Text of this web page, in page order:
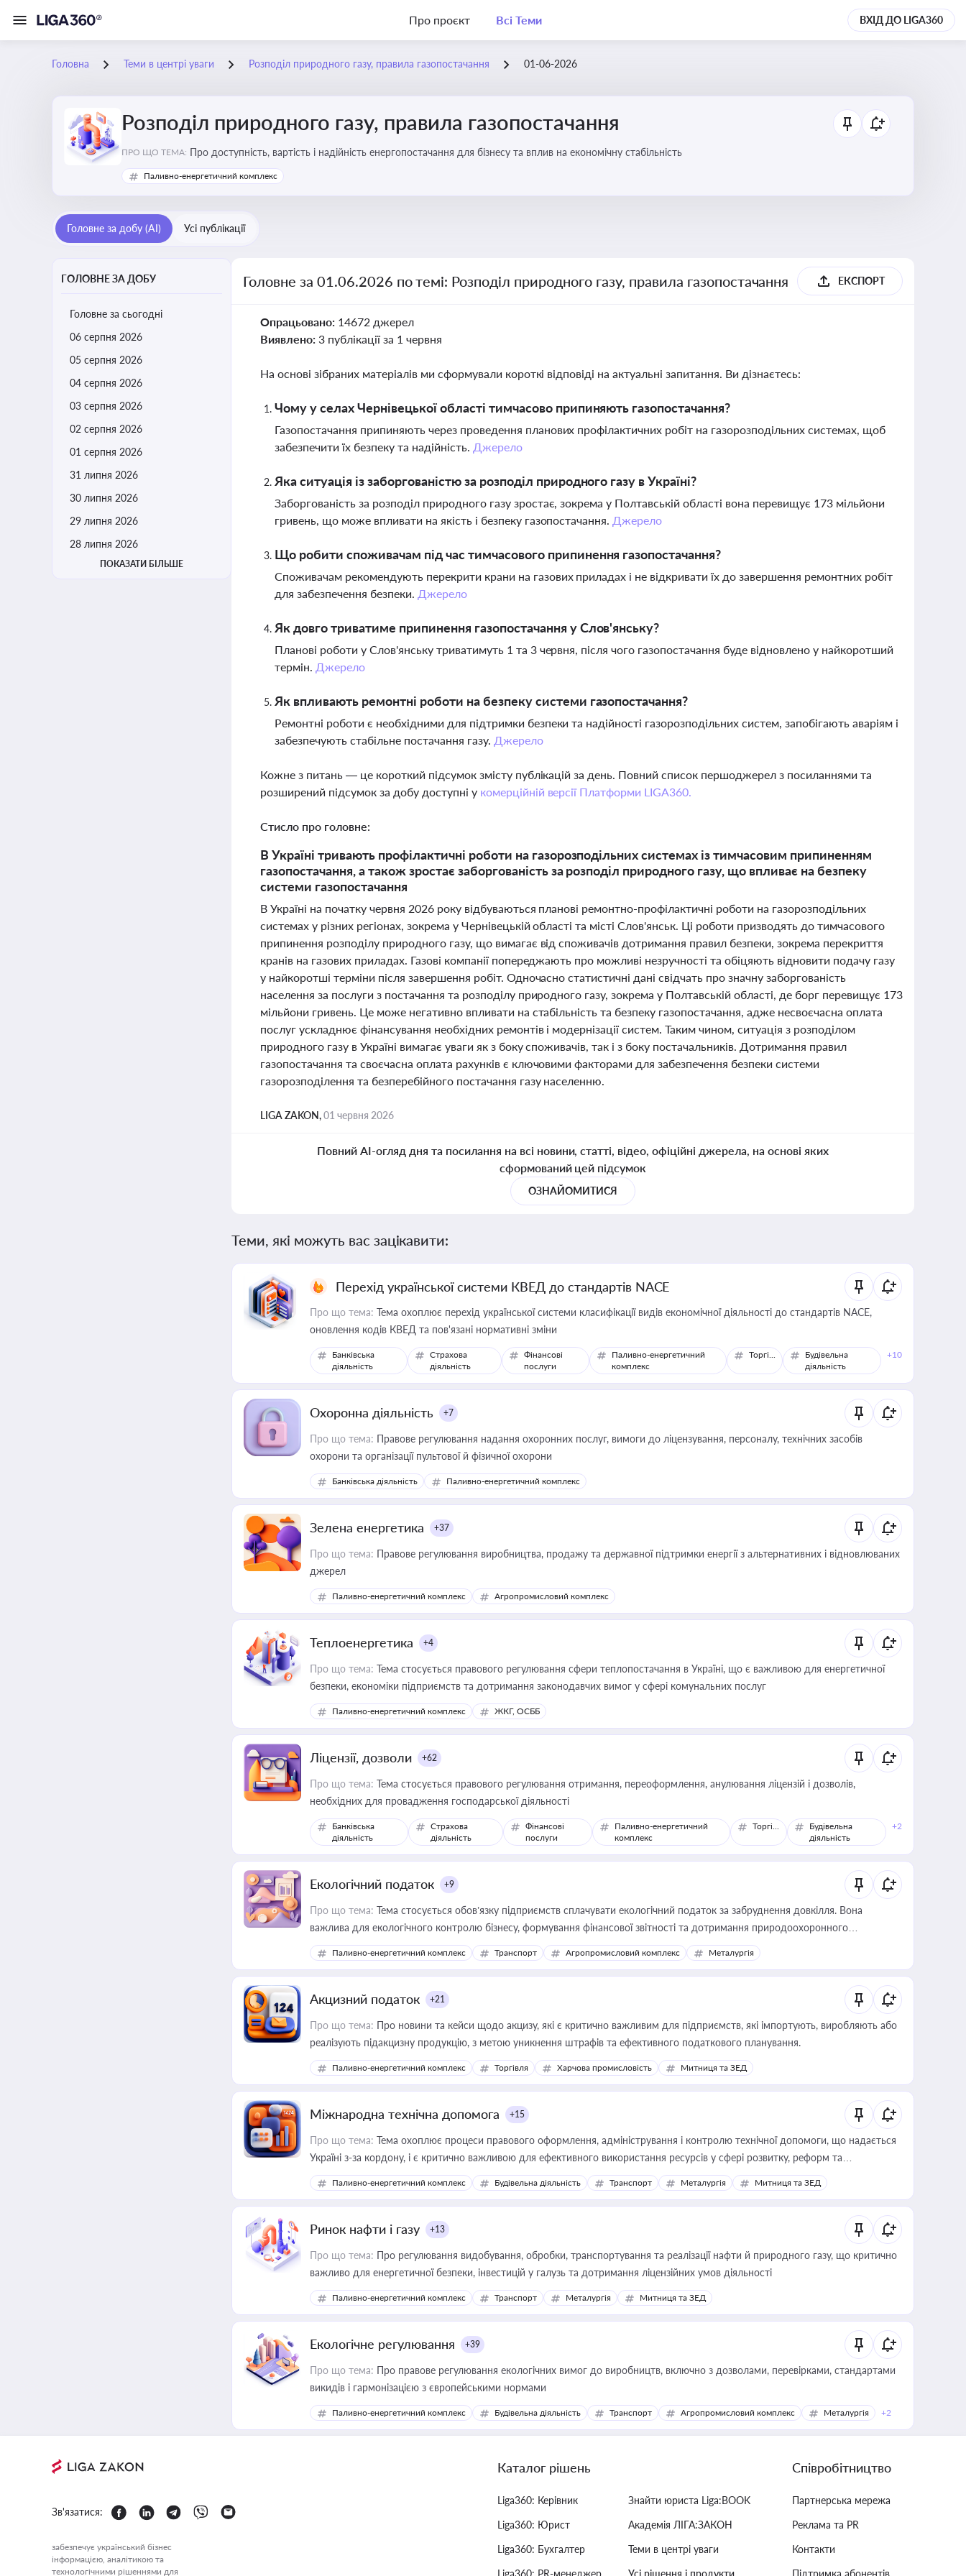
Про проєкт Всі Теми ВХІД ДО LIGA360
Головна Теми в центрі уваги Розподіл природного газу, правила газопостачання 01-06-2026
Розподіл природного газу, правила газопостачання
ПРО ЩО ТЕМА: Про доступність, вартість і надійність енергопостачання для бізнесу та вплив на економічну стабільність
Паливно-енергетичний комплекс
Головне за добу (AI) Усі публікації
ГОЛОВНЕ ЗА ДОБУ
Головне за сьогодні
06 серпня 2026
05 серпня 2026
04 серпня 2026
03 серпня 2026
02 серпня 2026
01 серпня 2026
31 липня 2026
30 липня 2026
29 липня 2026
28 липня 2026
ПОКАЗАТИ БІЛЬШЕ
Головне за 01.06.2026 по темі: Розподіл природного газу, правила газопостачання ЕКСПОРТ
Опрацьовано: 14672 джерел
Виявлено: 3 публікації за 1 червня
На основі зібраних матеріалів ми сформували короткі відповіді на актуальні запитання. Ви дізнаєтесь:
Чому у селах Чернівецької області тимчасово припиняють газопостачання?
Газопостачання припиняють через проведення планових профілактичних робіт на газорозподільних системах, щоб
забезпечити їх безпеку та надійність. Джерело
Яка ситуація із заборгованістю за розподіл природного газу в Україні?
Заборгованість за розподіл природного газу зростає, зокрема у Полтавській області вона перевищує 173 мільйони
гривень, що може впливати на якість і безпеку газопостачання. Джерело
Що робити споживачам під час тимчасового припинення газопостачання?
Споживачам рекомендують перекрити крани на газових приладах і не відкривати їх до завершення ремонтних робіт
для забезпечення безпеки. Джерело
Як довго триватиме припинення газопостачання у Слов'янську?
Планові роботи у Слов'янську триватимуть 1 та 3 червня, після чого газопостачання буде відновлено у найкоротший
термін. Джерело
Як впливають ремонтні роботи на безпеку системи газопостачання?
Ремонтні роботи є необхідними для підтримки безпеки та надійності газорозподільних систем, запобігають аваріям і
забезпечують стабільне постачання газу. Джерело
Кожне з питань — це короткий підсумок змісту публікацій за день. Повний список першоджерел з посиланнями та
розширений підсумок за добу доступні у комерційній версії Платформи LIGA360.
Стисло про головне:
В Україні тривають профілактичні роботи на газорозподільних системах із тимчасовим припиненням
газопостачання, а також зростає заборгованість за розподіл природного газу, що впливає на безпеку
системи газопостачання
В Україні на початку червня 2026 року відбуваються планові ремонтно-профілактичні роботи на газорозподільних
системах у різних регіонах, зокрема у Чернівецькій області та місті Слов'янськ. Ці роботи призводять до тимчасового
припинення розподілу природного газу, що вимагає від споживачів дотримання правил безпеки, зокрема перекриття
кранів на газових приладах. Газові компанії попереджають про можливі незручності та обіцяють відновити подачу газу
у найкоротші терміни після завершення робіт. Одночасно статистичні дані свідчать про значну заборгованість
населення за послуги з постачання та розподілу природного газу, зокрема у Полтавській області, де борг перевищує 173
мільйони гривень. Це може негативно впливати на стабільність та безпеку газопостачання, адже несвоєчасна оплата
послуг ускладнює фінансування необхідних ремонтів і модернізації систем. Таким чином, ситуація з розподілом
природного газу в Україні вимагає уваги як з боку споживачів, так і з боку постачальників. Дотримання правил
газопостачання та своєчасна оплата рахунків є ключовими факторами для забезпечення безпеки системи
газорозподілення та безперебійного постачання газу населенню.
LIGA ZAKON,01 червня 2026
Повний AI-огляд дня та посилання на всі новини, статті, відео, офіційні джерела, на основі яких
сформований цей підсумок
ОЗНАЙОМИТИСЯ
Теми, які можуть вас зацікавити:
Перехід української системи КВЕД до стандартів NACE
Про що тема: Тема охоплює перехід української системи класифікації видів економічної діяльності до стандартів NACE,
оновлення кодів КВЕД та пов'язані нормативні зміни
Банківська
діяльність
Страхова
діяльність
Фінансові
послуги
Паливно-енергетичний
комплекс
Торгівля
Будівельна
діяльність
+10
Охоронна діяльність +7
Про що тема: Правове регулювання надання охоронних послуг, вимоги до ліцензування, персоналу, технічних засобів
охорони та організації пультової й фізичної охорони
Банківська діяльність Паливно-енергетичний комплекс
Зелена енергетика +37
Про що тема: Правове регулювання виробництва, продажу та державної підтримки енергії з альтернативних і відновлюваних
джерел
Паливно-енергетичний комплекс Агропромисловий комплекс
Теплоенергетика +4
Про що тема: Тема стосується правового регулювання сфери теплопостачання в Україні, що є важливою для енергетичної
безпеки, економіки підприємств та дотримання законодавчих вимог у сфері комунальних послуг
Паливно-енергетичний комплекс ЖКГ, ОСББ
Ліцензії, дозволи +62
Про що тема: Тема стосується правового регулювання отримання, переоформлення, анулювання ліцензій і дозволів,
необхідних для провадження господарської діяльності
Банківська
діяльність
Страхова
діяльність
Фінансові
послуги
Паливно-енергетичний
комплекс
Торгівля
Будівельна
діяльність
+2
Екологічний податок +9
Про що тема: Тема стосується обов’язку підприємств сплачувати екологічний податок за забруднення довкілля. Вона
важлива для екологічного контролю бізнесу, формування фінансової звітності та дотримання природоохоронного
законодавства
Паливно-енергетичний комплекс Транспорт Агропромисловий комплекс Металургія
Акцизний податок +21
Про що тема: Про новини та кейси щодо акцизу, які є критично важливим для підприємств, які імпортують, виробляють або
реалізують підакцизну продукцію, з метою уникнення штрафів та ефективного податкового планування.
Паливно-енергетичний комплекс Торгівля Харчова промисловість Митниця та ЗЕД
Міжнародна технічна допомога +15
Про що тема: Тема охоплює процеси правового оформлення, адміністрування і контролю технічної допомоги, що надається
Україні з-за кордону, і є критично важливою для ефективного використання ресурсів у сфері розвитку, реформ та
інфраструктурних проєктів
Паливно-енергетичний комплекс Будівельна діяльність Транспорт Металургія Митниця та ЗЕД
Ринок нафти і газу +13
Про що тема: Про регулювання видобування, обробки, транспортування та реалізації нафти й природного газу, що критично
важливо для енергетичної безпеки, інвестицій у галузь та дотримання ліцензійних умов діяльності
Паливно-енергетичний комплекс Транспорт Металургія Митниця та ЗЕД
Екологічне регулювання +39
Про що тема: Про правове регулювання екологічних вимог до виробництв, включно з дозволами, перевірками, стандартами
викидів і гармонізацією з європейськими нормами
Паливно-енергетичний комплекс Будівельна діяльність Транспорт Агропромисловий комплекс Металургія +2
Зв'язатися:
забезпечує український бізнес
інформацією, аналітикою та
технологічними рішеннями для
Каталог рішень
Liga360: Керівник
Liga360: Юрист
Liga360: Бухгалтер
Liga360: PR-менеджер
Знайти юриста Liga:BOOK
Академія ЛІГА:ЗАКОН
Теми в центрі уваги
Усі рішення і продукти
Співробітництво
Партнерська мережа
Реклама та PR
Контакти
Підтримка абонентів